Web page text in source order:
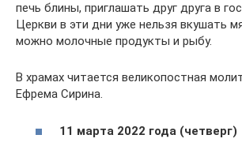
печь блины, приглашать друг друга в
Церкви в эти дни уже нельзя вкушать
можно молочные продукты и рыбу.
В храмах читается великопостная
Ефрема Сирина.
11 марта 2022 года (четверг)